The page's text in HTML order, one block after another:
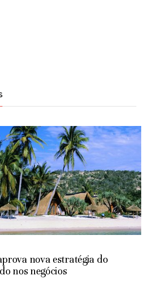
nova estratégia do
nos negócios